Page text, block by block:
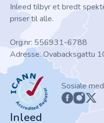
Inleed tilbyr et bredt
priser til alle.
Org.nr: 556931-6788
Adresse: Ovabacksgattu
ICANN
Sosiale
Inleed